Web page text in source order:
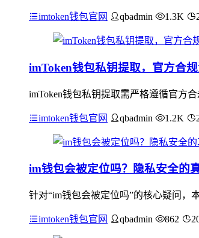
imtoken钱包官网 qbadmin 1.3K
imToken钱包私钥提取，官方合
imToken钱包私钥提取需严格遵循官方
imtoken钱包官网 qbadmin 1.2K
im钱包会被定位吗？隐私安全的
针对“im钱包会被定位吗”的核心疑问，
imtoken钱包官网 qbadmin 862